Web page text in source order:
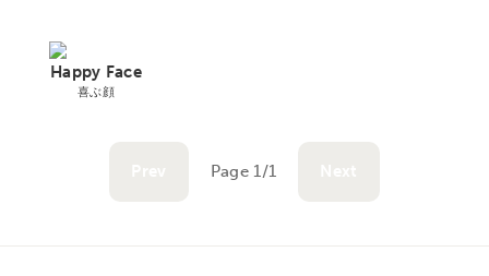
Happy Face
喜ぶ顔
Page 1/1